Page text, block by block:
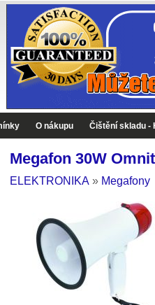
O nákupu Čištění skladu -
Megafon 30W
ELEKTRONIKA » Megafony